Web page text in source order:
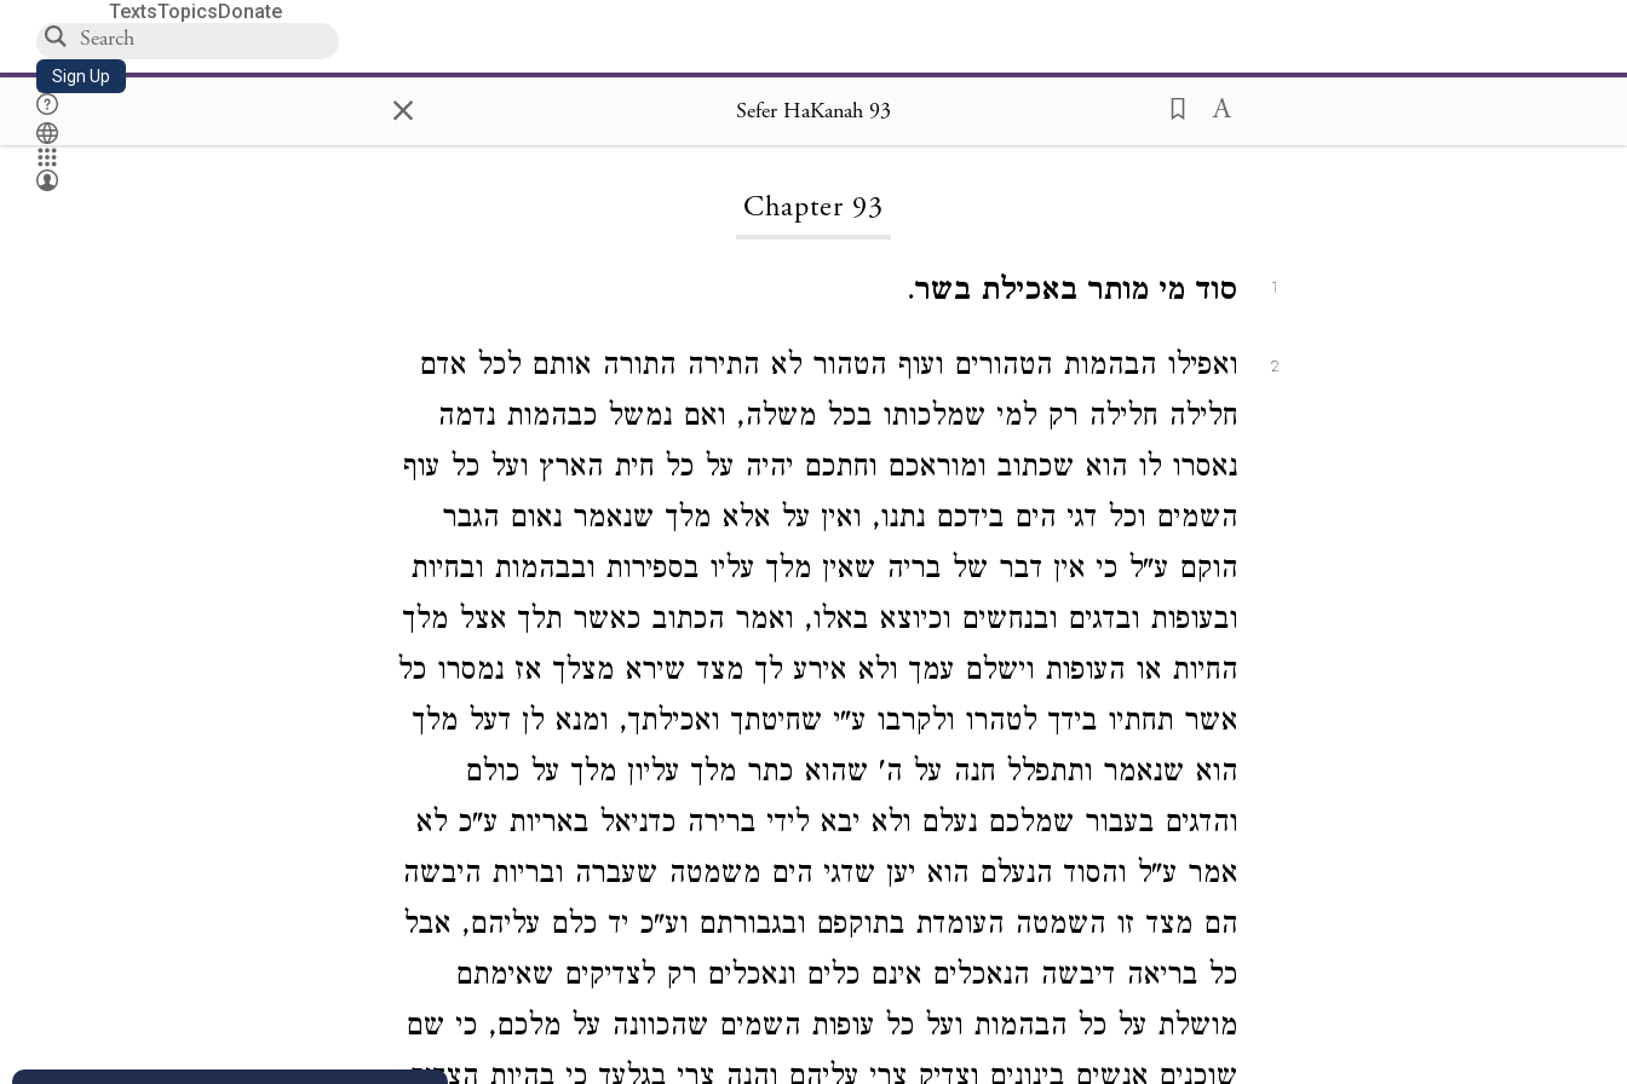
TextsTopicsDonate
Sign Up × Sefer HaKanah 93
Chapter 93
1 סוד מי מותר באכילת בשר.
2
ואפילו הבהמות הטהורים ועוף הטהור לא התירה התורה אותם לכל אדם
חלילה חלילה רק למי שמלכותו בכל משלה, ואם נמשל כבהמות נדמה
נאסרו לו הוא שכתוב ומוראכם וחתכם יהיה על כל חית הארץ ועל כל עוף
השמים וכל דגי הים בידכם נתנו, ואין על אלא מלך שנאמר נאום הגבר
הוקם ע"ל כי אין דבר של בריה שאין מלך עליו בספירות ובבהמות ובחיות
ובעופות ובדגים ובנחשים וכיוצא באלו, ואמר הכתוב כאשר תלך אצל מלך
החיות או העופות וישלם עמך ולא אירע לך מצד שירא מצלך אז נמסרו כל
אשר תחתיו בידך לטהרו ולקרבו ע"י שחיטתך ואכילתך, ומנא לן דעל מלך
הוא שנאמר ותתפלל חנה על ה' שהוא כתר מלך עליון מלך על כולם
והדגים בעבור שמלכם נעלם ולא יבא לידי ברירה כדניאל באריות ע"כ לא
אמר ע"ל והסוד הנעלם הוא יען שדגי הים משמטה שעברה ובריות היבשה
הם מצד זו השמטה העומדת בתוקפם ובגבורתם וע"כ יד כלם עליהם, אבל
כל בריאה דיבשה הנאכלים אינם כלים ונאכלים רק לצדיקים שאימתם
מושלת על כל הבהמות ועל כל עופות השמים שהכוונה על מלכם, כי שם